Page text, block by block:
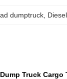
dumptruck
Truck